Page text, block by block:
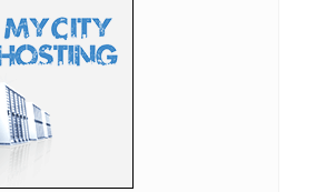
ради у кући: Срби ...
Zelenskog ispred Palate Srbija, sledi
Simpsona u avionu, a onda joj dali